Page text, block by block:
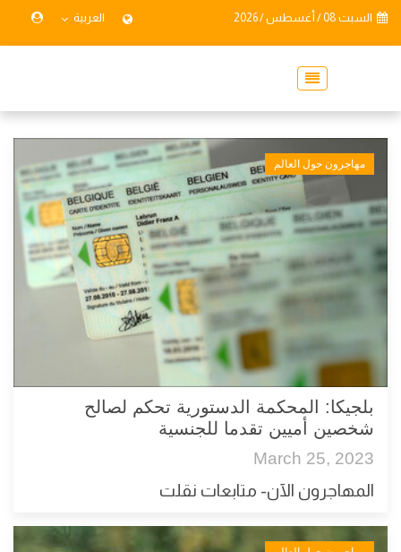
السبت 08 / أغسطس / 2026 العربية
مهاجرون حول العالم
بلجيكا: المحكمة الدستورية تحكم لصالح
شخصين أميين تقدما للجنسية
March 25, 2023
المهاجرون الآن- متابعات نقلت